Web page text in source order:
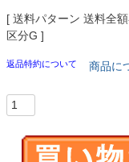
送料パターン 送料全
区分G
返品特約について 商品に